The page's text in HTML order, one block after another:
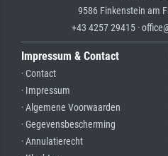
9586 Finkenstein am
+43 4257 29415 ·
Impressum & Contact
· Contact
· Impressum
· Algemene Voorwaarden
· Gegevensbescherming
· Annulatierecht